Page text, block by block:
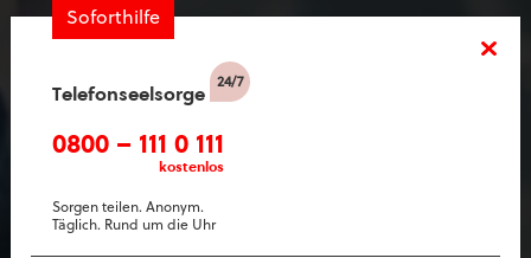
Soforthilfe
Telefonseelsorge
0800 – 111 0 111
kostenlos
Sorgen teilen. Anonym.
Täglich. Rund um die Uhr